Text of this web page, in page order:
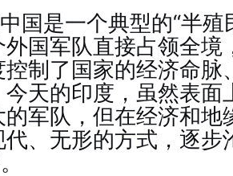
国是一个典型的“半殖
国军队直接占领全境
制了国家的经济命脉
天的印度，虽然表面
军队，但在经济和地
代、无形的方式，逐步